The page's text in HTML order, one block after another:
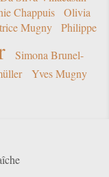
Chappuis
Olivia
Mugny
Philippe
Simona Brunel-
Yves Mugny